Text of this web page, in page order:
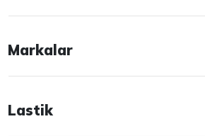
Markalar
Lastik